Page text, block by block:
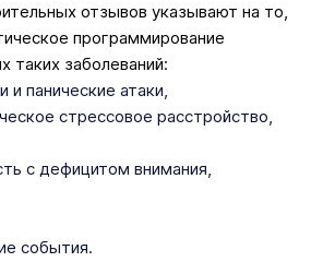
отзывов указывают на то,
программирование
таких заболеваний:
и панические атаки,
стрессовое расстройство,
с дефицитом внимания,
события.